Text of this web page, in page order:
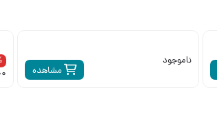
مشاهده
ناموجود